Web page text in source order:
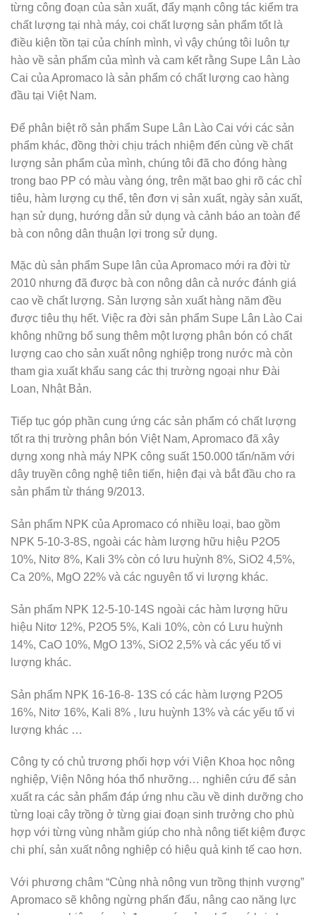
từng công đoạn của sản xuất, đẩy mạnh công tác kiểm tra
chất lượng tại nhà máy, coi chất lượng sản phẩm tốt là
điều kiện tồn tại của chính mình, vì vậy chúng tôi luôn tự
hào về sản phẩm của mình và cam kết rằng Supe Lân Lào
Cai của Apromaco là sản phẩm có chất lượng cao hàng
đầu tại Việt Nam.
Để phân biệt rõ sản phẩm Supe Lân Lào Cai với các sản
phẩm khác, đồng thời chịu trách nhiệm đến cùng về chất
lượng sản phẩm của mình, chúng tôi đã cho đóng hàng
trong bao PP có màu vàng óng, trên mặt bao ghi rõ các chỉ
tiêu, hàm lượng cụ thể, tên đơn vị sản xuất, ngày sản xuất,
hạn sử dụng, hướng dẫn sử dụng và cảnh báo an toàn để
bà con nông dân thuận lợi trong sử dụng.
Mặc dù sản phẩm Supe lân của Apromaco mới ra đời từ
2010 nhưng đã được bà con nông dân cả nước đánh giá
cao về chất lượng. Sản lượng sản xuất hàng năm đều
được tiêu thụ hết. Việc ra đời sản phẩm Supe Lân Lào Cai
không những bổ sung thêm một lượng phân bón có chất
lượng cao cho sản xuất nông nghiệp trong nước mà còn
tham gia xuất khẩu sang các thị trường ngoại như Đài
Loan, Nhật Bản.
Tiếp tục góp phần cung ứng các sản phẩm có chất lượng
tốt ra thị trường phân bón Việt Nam, Apromaco đã xây
dựng xong nhà máy NPK công suất 150.000 tấn/năm với
dây truyền công nghệ tiên tiến, hiện đại và bắt đầu cho ra
sản phẩm từ tháng 9/2013.
Sản phẩm NPK của Apromaco có nhiều loại, bao gồm
NPK 5-10-3-8S, ngoài các hàm lượng hữu hiệu P2O5
10%, Nitơ 8%, Kali 3% còn có lưu huỳnh 8%, SiO2 4,5%,
Ca 20%, MgO 22% và các nguyên tố vi lượng khác.
Sản phẩm NPK 12-5-10-14S ngoài các hàm lượng hữu
hiệu Nitơ 12%, P2O5 5%, Kali 10%, còn có Lưu huỳnh
14%, CaO 10%, MgO 13%, SiO2 2,5% và các yếu tố vi
lượng khác.
Sản phẩm NPK 16-16-8- 13S có các hàm lượng P2O5
16%, Nitơ 16%, Kali 8% , lưu huỳnh 13% và các yếu tố vi
lượng khác …
Công ty có chủ trương phối hợp với Viện Khoa học nông
nghiệp, Viện Nông hóa thổ nhưỡng… nghiên cứu để sản
xuất ra các sản phẩm đáp ứng nhu cầu về dinh dưỡng cho
từng loại cây trồng ở từng giai đoạn sinh trưởng cho phù
hợp với từng vùng nhằm giúp cho nhà nông tiết kiệm được
chi phí, sản xuất nông nghiệp có hiệu quả kinh tế cao hơn.
Với phương châm “Cùng nhà nông vun trồng thịnh vượng”
Apromaco sẽ không ngừng phấn đấu, nâng cao năng lực